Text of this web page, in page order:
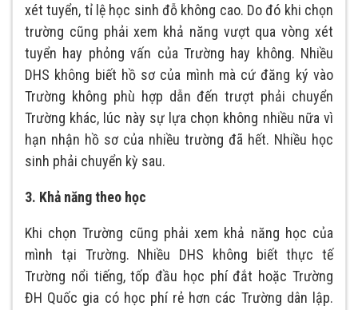
xét tuyển, tỉ lệ học sinh đỗ không cao. Do đó khi chọn
trường cũng phải xem khả năng vượt qua vòng xét
tuyển hay phỏng vấn của Trường hay không. Nhiều
DHS không biết hồ sơ của mình mà cứ đăng ký vào
Trường không phù hợp dẫn đến trượt phải chuyển
Trường khác, lúc này sự lựa chọn không nhiều nữa vì
hạn nhận hồ sơ của nhiều trường đã hết. Nhiều học
sinh phải chuyển kỳ sau.
3. Khả năng theo học
Khi chọn Trường cũng phải xem khả năng học của
mình tại Trường. Nhiều DHS không biết thực tế
Trường nổi tiếng, tốp đầu học phí đắt hoặc Trường
ĐH Quốc gia có học phí rẻ hơn các Trường dân lập.